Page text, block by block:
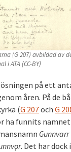
(G 207) avbildad av
i ATA (CC-BY)
på ett
åren. På de
(G 207och G
ha funnits namnet
Gunnvarr
ǫr. Det har